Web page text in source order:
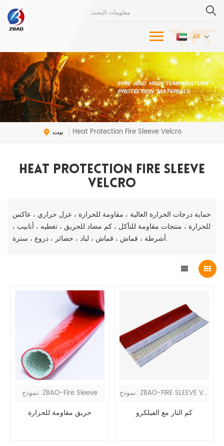
AR
بيت | Heat Protection Fire Sleeve Velcro
Heat Protection Fire Sleeve
Velcro
حماية درجات الحرارة العالية ، مقاومة للحرارة ، عزل حراري ، عاكس
للحرارة ، منتجات مقاومة للتآكل ، كم مضاد للحريق ، تغطيه ، أنابيب ،
نموذج: ZBAO-Fire Sleeve
حريق مقاومة للحرارة
نموذج: ZBAO-FIRE SLEEVE VEL
كم النار مع الفيلكرو